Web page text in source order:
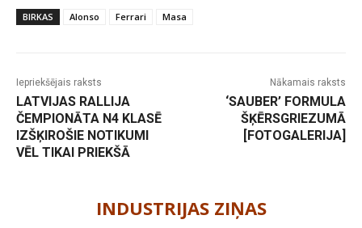
BIRKAS Alonso Ferrari Masa
Iepriekšējais raksts
LATVIJAS RALLIJA
ČEMPIONĀTA N4 KLASĒ
IZŠĶIROŠIE NOTIKUMI
VĒL TIKAI PRIEKŠĀ
Nākamais raksts
‘SAUBER’ FORMULA
ŠĶĒRSGRIEZUMĀ
[FOTOGALERIJA]
INDUSTRIJAS ZIŅAS